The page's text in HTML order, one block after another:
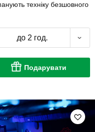
техніку безшовного
до 2 год.
Подарувати